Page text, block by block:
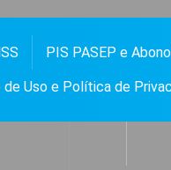
ABONO SALARIAL, FGTS,
PIS PASEP e
de Uso e Política de